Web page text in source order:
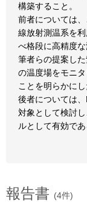
構築すること。
前者については
線放射測温系を
べ格段に高精度
筆者らの提案し
の温度場をモニ
ことを明らかにし
後者については
対象として検討
ルとして有効であ
報告書 (4件)